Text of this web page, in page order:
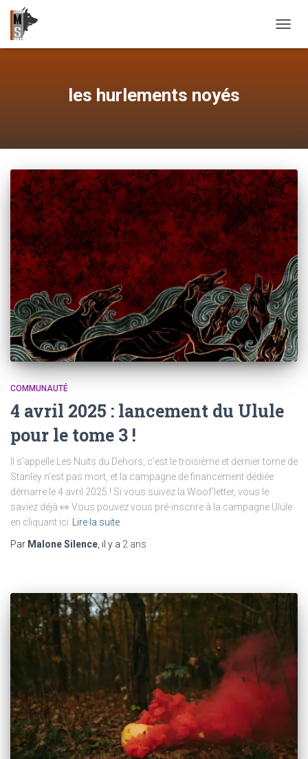
les hurlements noyés
COMMUNAUTÉ
4 avril 2025 : lancement du Ulule
pour le tome 3 !
Il s’appelle Les Nuits du Dehors, c’est le troisième et dernier tome de
Stanley n’est pas mort, et la campagne de financement dédiée
démarre le 4 avril 2025 ! Si vous suivez la Woof’letter, vous le
saviez déjà 👀 Vous pouvez vous pré-inscrire à la campagne Ulule
en cliquant ici
Lire la suite
Par Malone Silence , il y a 2 ans